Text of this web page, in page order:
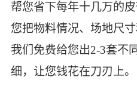
帮您省下每年十几万的
您把物料情况、场地尺
我们免费给您出2-3套不
细，让您钱花在刀刃上。